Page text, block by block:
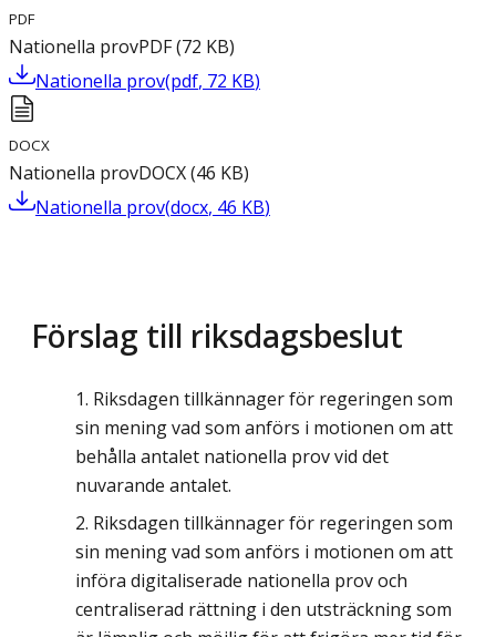
PDF
Nationella provPDF(72 KB)
Nationella prov(pdf, 72 KB)
DOCX
Nationella provDOCX(46 KB)
Nationella prov(docx, 46 KB)
Förslag till riksdagsbeslut
Riksdagen tillkännager för regeringen som
sin mening vad som anförs i motionen om att
behålla antalet nationella prov vid det
nuvarande antalet.
Riksdagen tillkännager för regeringen som
sin mening vad som anförs i motionen om att
införa digitaliserade nationella prov och
centraliserad rättning i den utsträckning som